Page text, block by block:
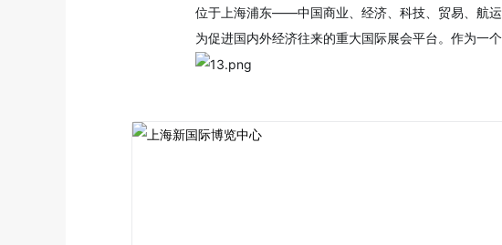
位于上海浦东——中国商业、经济、科技、贸易、航
为促进国内外经济往来的重大国际展会平台。作为一